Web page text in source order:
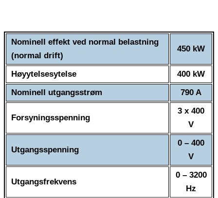
Nominell effekt ved normal belastning
(normal drift)
450 kW
Høyytelsesytelse
400 kW
Nominell utgangsstrøm
790 A
Forsyningsspenning
3 x 400
V
Utgangsspenning
0 – 400
V
Utgangsfrekvens
0 – 3200
Hz